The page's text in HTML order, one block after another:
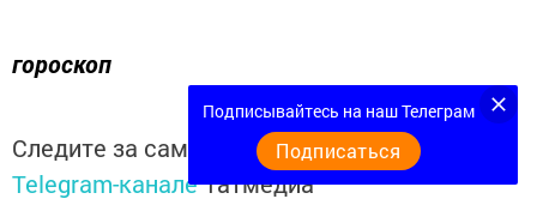
гороскоп
Следите за самым важным и интересным в
Telegram-каналеТатмедиа
Подписывайтесь на наш Телеграм
Подписаться